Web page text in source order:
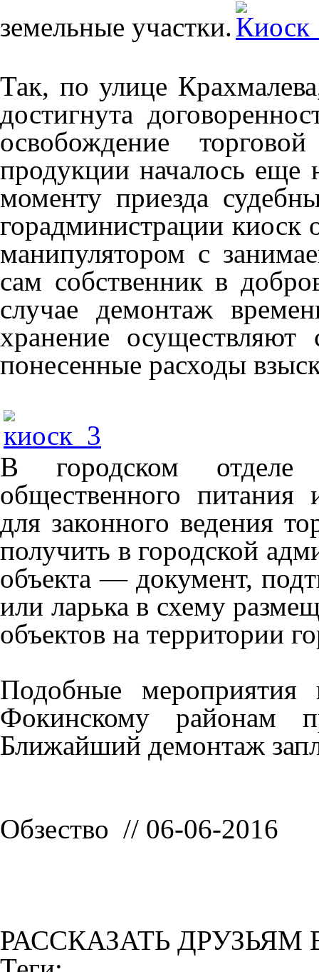
земельные участки.
Так, по улице
достигнута
освобождение
продукции началось еще
моменту приезда
горадминистрации киоск
манипулятором с
сам собственник в
случае демонтаж
хранение осуществляют
понесенные расходы
В городском отделе
общественного
для законного ведения
получить в городской
объекта — документ,
или ларька в схему
объектов на территории
Подобные
Фокинскому районам
Ближайший демонтаж
Обзество // 06-06-2016
РАССКАЗАТЬ ДРУЗЬЯМ